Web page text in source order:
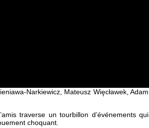
Narkiewicz, Mateusz Więcławek, Adam
traverse un tourbillon d’événements qui
choquant.